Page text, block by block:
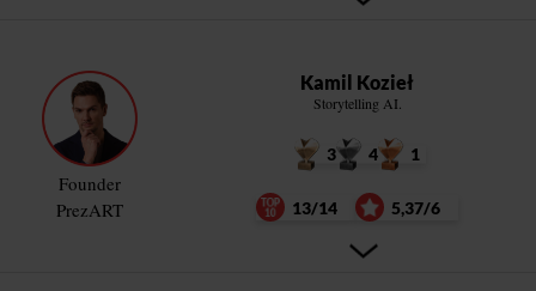
Founder
PrezART
Kamil Kozieł
Storytelling AI.
3 4 1
13/14 5,37/6